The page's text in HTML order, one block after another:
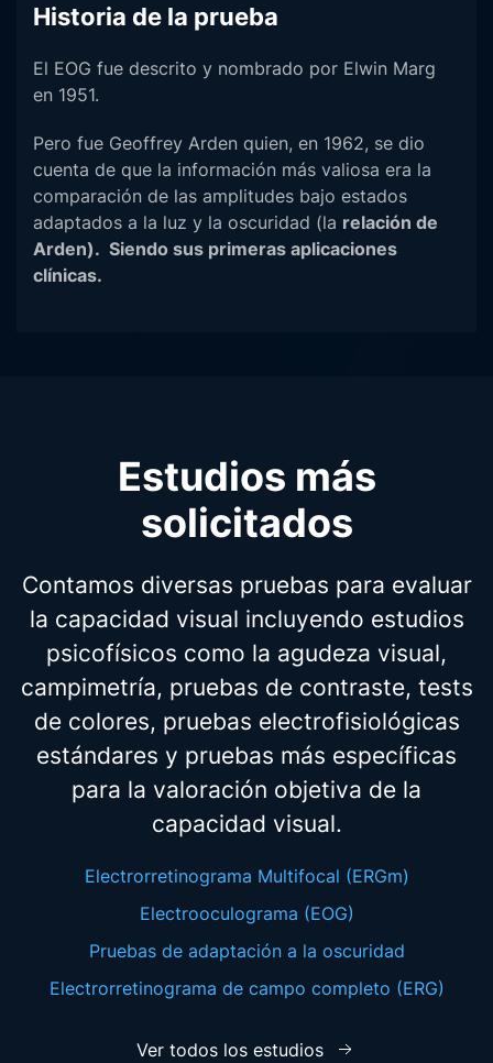
Historia de la prueba
El EOG fue descrito y nombrado por Elwin Marg
en 1951.
Pero fue Geoffrey Arden quien, en 1962, se dio
cuenta de que la información más valiosa era la
comparación de las amplitudes bajo estados
adaptados a la luz y la oscuridad (la relación de
Arden). Siendo sus primeras aplicaciones
clínicas.
Estudios más
solicitados
Contamos diversas pruebas para evaluar
la capacidad visual incluyendo estudios
psicofísicos como la agudeza visual,
campimetría, pruebas de contraste, tests
de colores, pruebas electrofisiológicas
estándares y pruebas más específicas
para la valoración objetiva de la
capacidad visual.
Electrorretinograma Multifocal (ERGm)
Electrooculograma (EOG)
Pruebas de adaptación a la oscuridad
Electrorretinograma de campo completo (ERG)
Ver todos los estudios